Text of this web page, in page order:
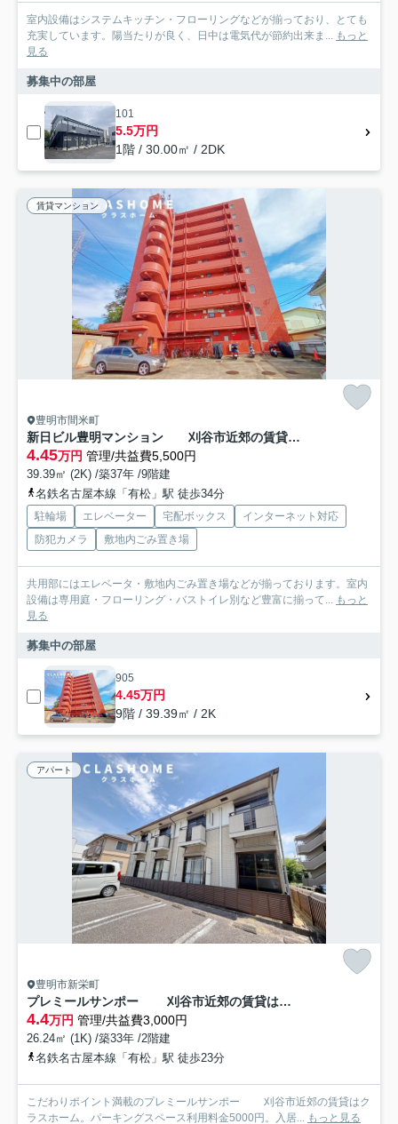
室内設備はシステムキッチン・フローリングなどが揃っており、とても
充実しています。陽当たりが良く、日中は電気代が節約出来ま... もっと
見る
募集中の部屋
101
5.5万円
1階 / 30.00㎡ / 2DK
賃貸マンション
豊明市間米町
新日ビル豊明マンション 刈谷市近郊の賃貸ならクラスホーム刈谷店
4.45万円 管理/共益費5,500円
39.39㎡ (2K) /築37年 /9階建
名鉄名古屋本線「有松」駅 徒歩34分
駐輪場 エレベーター 宅配ボックス
インターネット対応
防犯カメラ
敷地内ごみ置き場
共用部にはエレベータ・敷地内ごみ置き場などが揃っております。室内
設備は専用庭・フローリング・バストイレ別など豊富に揃って... もっと
見る
募集中の部屋
905
4.45万円
9階 / 39.39㎡ / 2K
アパート
豊明市新栄町
プレミールサンポー 刈谷市近郊の賃貸はクラスホーム
4.4万円 管理/共益費3,000円
26.24㎡ (1K) /築33年 /2階建
名鉄名古屋本線「有松」駅 徒歩23分
こだわりポイント満載のプレミールサンポー 刈谷市近郊の賃貸はク
ラスホーム。パーキングスペース利用料金5000円。入居... もっと見る